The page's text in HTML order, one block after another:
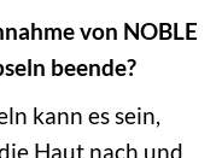
von NOBLE
beende?
kann es sein,
Haut nach und